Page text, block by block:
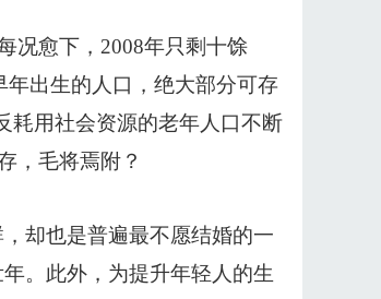
况愈下，2008年只剩十馀
出生的人口，绝大部分可存
耗用社会资源的老年人口不断
，毛将焉附？
却也是普遍最不愿结婚的一
。此外，为提升年轻人的生